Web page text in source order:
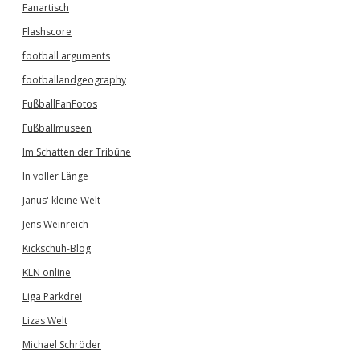
Fanartisch
Flashscore
football arguments
footballandgeography
FußballFanFotos
Fußballmuseen
Im Schatten der Tribüne
In voller Länge
Janus' kleine Welt
Jens Weinreich
Kickschuh-Blog
KLN online
Liga Parkdrei
Lizas Welt
Michael Schröder